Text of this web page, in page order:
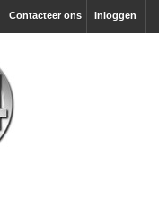
Inloggen
Contacteer ons